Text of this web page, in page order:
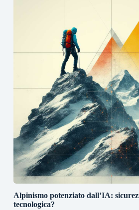
Alpinismo potenziato dall’IA:
tecnologica?